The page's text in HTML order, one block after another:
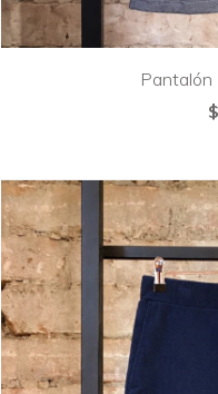
Pantalón